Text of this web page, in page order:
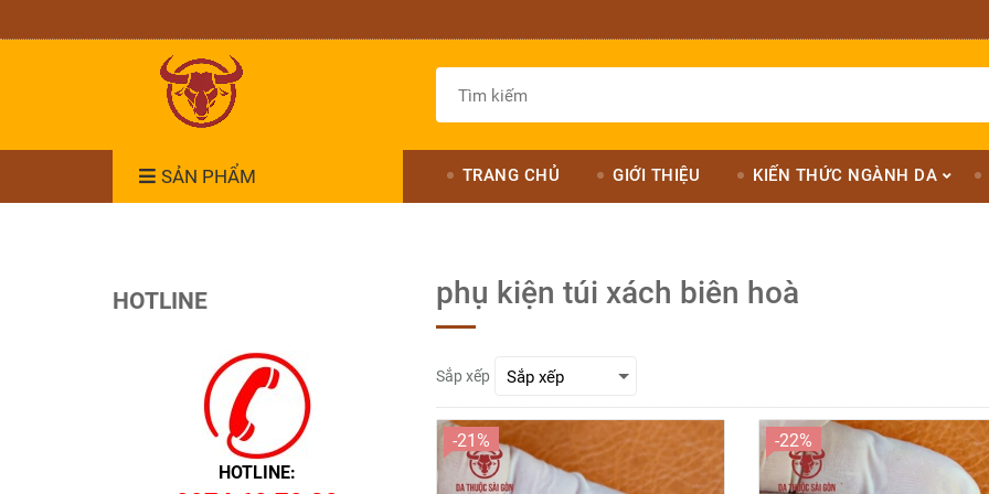
SẢN PHẨM TRANG CHỦ GIỚI THIỆU KIẾN THỨC NGÀNH DA
phụ kiện túi xách biên hoà
Sắp xếp
-21% -22%
HOTLINE
HOTLINE: